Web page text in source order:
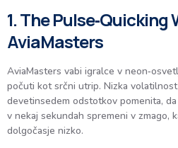
1. The Pulse‑Quicking
AviaMasters
AviaMasters vabi igralce v
počuti kot srčni utrip. Nizka
devetinsedem odstotkov pomenita,
v nekaj sekundah spremeni v zmago,
dolgočasje nizko.